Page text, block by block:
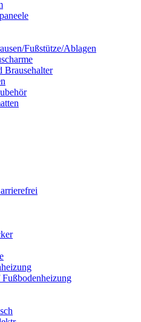
Fußstütze/Ablagen
Brausehalter